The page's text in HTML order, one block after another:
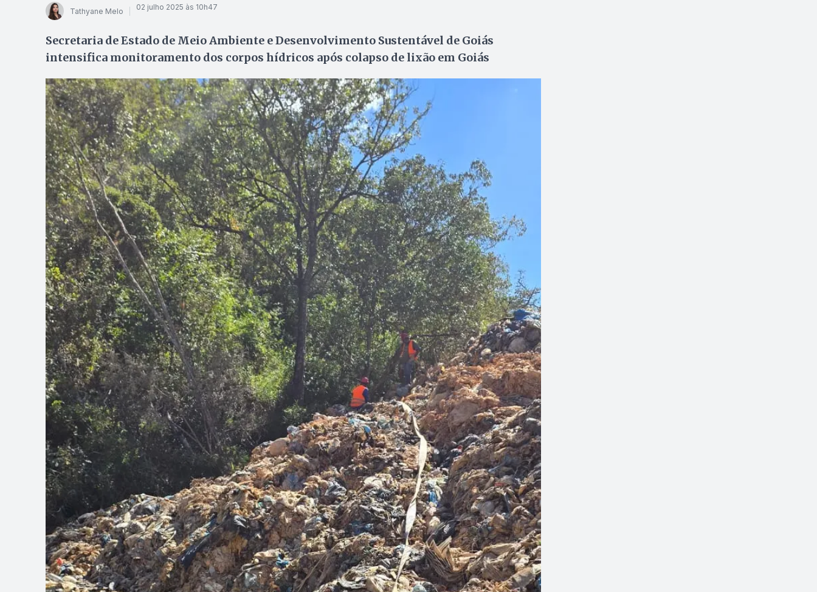
Tathyane Melo 02 julho 2025 às 10h47
Secretaria de Estado de Meio Ambiente e Desenvolvimento Sustentável de Goiás
intensifica monitoramento dos corpos hídricos após colapso de lixão em Goiás